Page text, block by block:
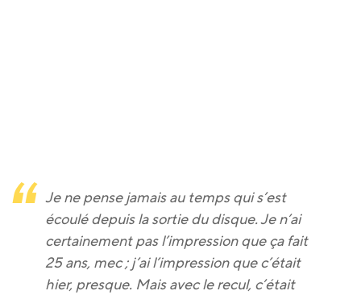
Je ne pense jamais au temps qui s’est
écoulé depuis la sortie du disque. Je n’ai
certainement pas l’impression que ça fait
25 ans, mec ; j’ai l’impression que c’était
hier, presque. Mais avec le recul, c’était